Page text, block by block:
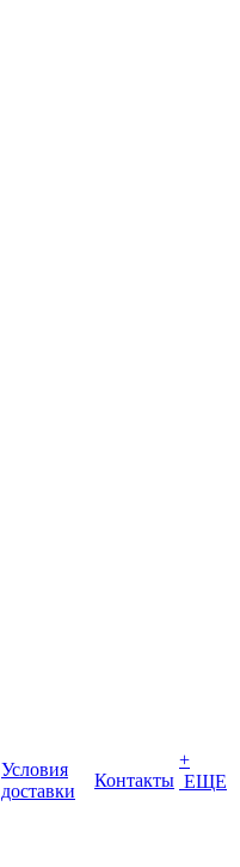
Условия
доставки
Контакты
+
ЕЩЕ